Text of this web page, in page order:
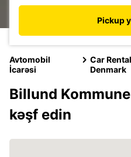
Pickup
Avtomobil
İcarəsi
Car Rental
Denmark
Billund
kəşf edin